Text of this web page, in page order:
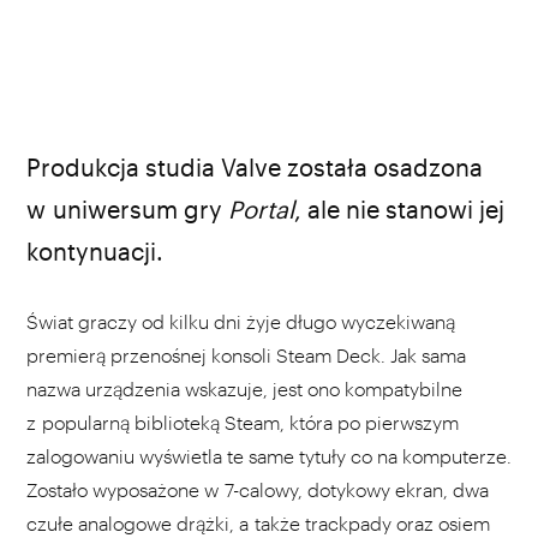
Produkcja studia Valve została osadzona
w uniwersum gry Portal, ale nie stanowi jej
kontynuacji.
Świat graczy od kilku dni żyje długo wyczekiwaną
premierą przenośnej konsoli Steam Deck. Jak sama
nazwa urządzenia wskazuje, jest ono kompatybilne
z popularną biblioteką Steam, która po pierwszym
zalogowaniu wyświetla te same tytuły co na komputerze.
Zostało wyposażone w 7-calowy, dotykowy ekran, dwa
czułe analogowe drążki, a także trackpady oraz osiem